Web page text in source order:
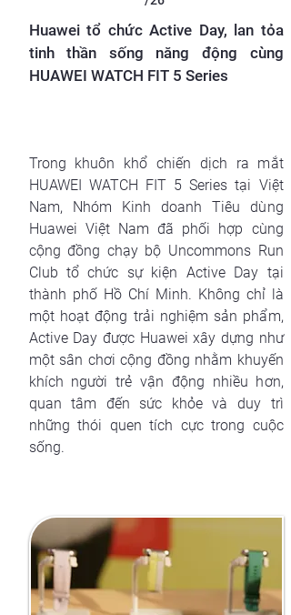
Huawei tổ chức Active Day, lan tỏa
tinh thần sống năng động cùng
HUAWEI WATCH FIT 5 Series
Trong khuôn khổ chiến dịch ra mắt
HUAWEI WATCH FIT 5 Series tại Việt
Nam, Nhóm Kinh doanh Tiêu dùng
Huawei Việt Nam đã phối hợp cùng
cộng đồng chạy bộ Uncommons Run
Club tổ chức sự kiện Active Day tại
thành phố Hồ Chí Minh. Không chỉ là
một hoạt động trải nghiệm sản phẩm,
Active Day được Huawei xây dựng như
một sân chơi cộng đồng nhằm khuyến
khích người trẻ vận động nhiều hơn,
quan tâm đến sức khỏe và duy trì
những thói quen tích cực trong cuộc
sống.